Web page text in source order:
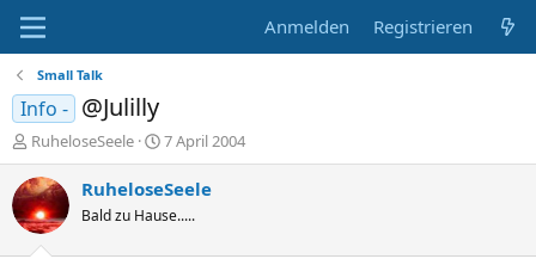
Anmelden Registrieren
Small Talk
Info - @Julilly
E
r
s
t
e
RuheloseSeele
E
r
s
e
7 April 2004
RuheloseSeele
Bald zu Hause.....